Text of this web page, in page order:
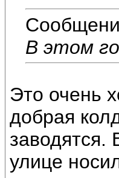
В этом
Это очень
добрая
заводятся.
улице